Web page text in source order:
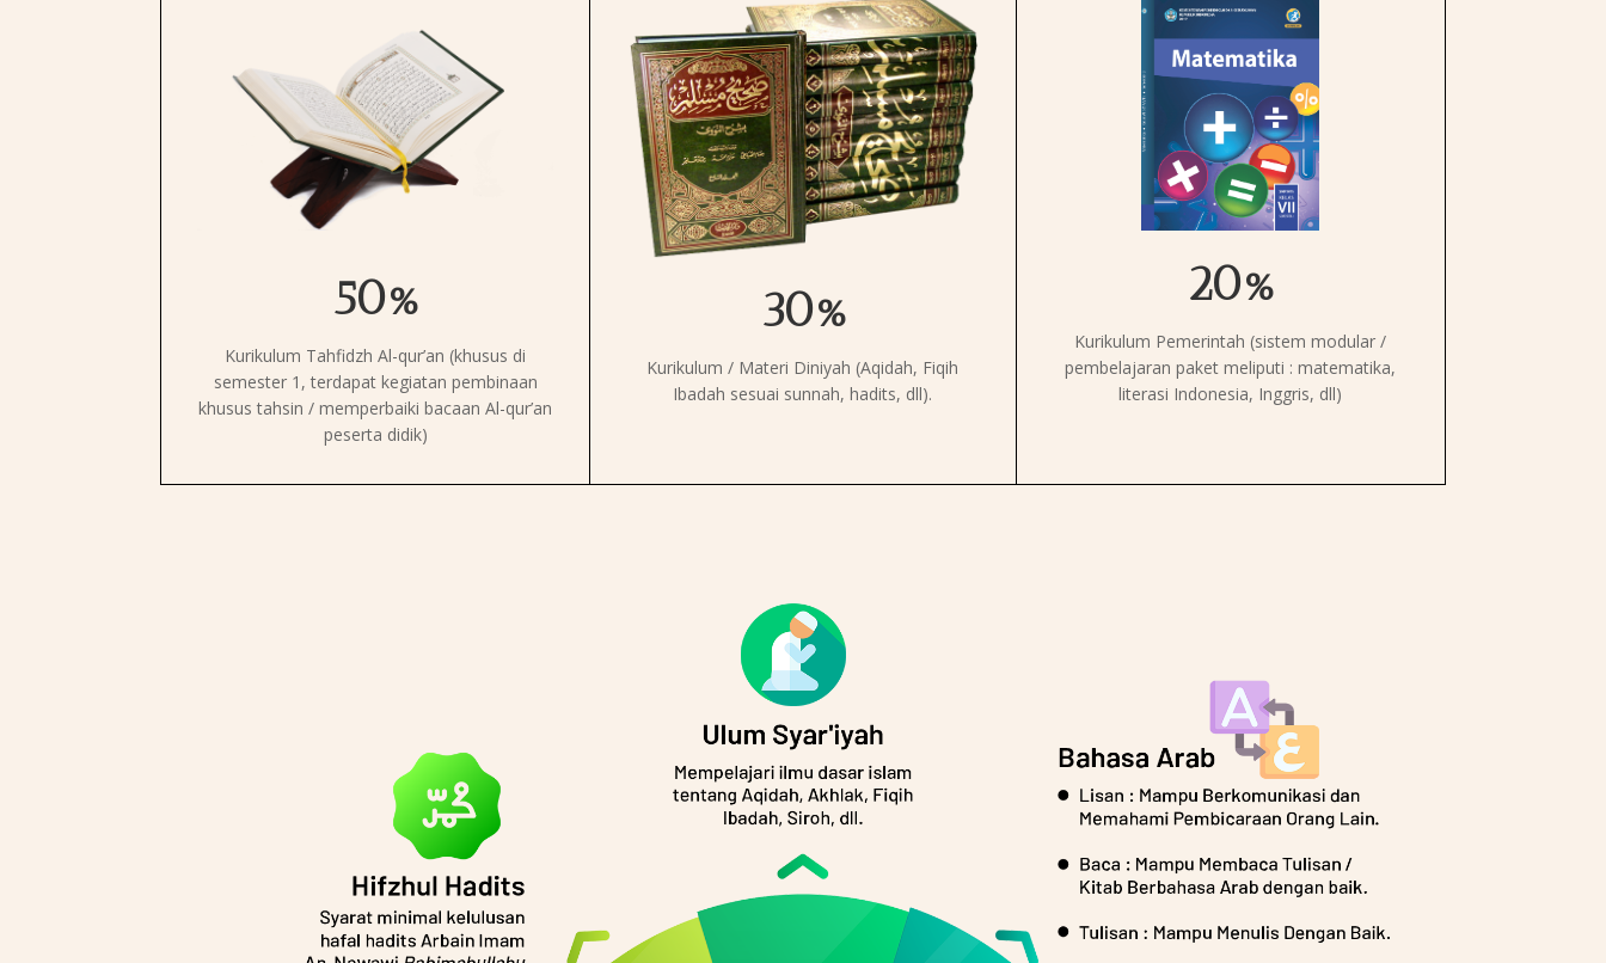
50%
Kurikulum Tahfidzh Al-qur’an (khusus di
semester 1, terdapat kegiatan pembinaan
khusus tahsin / memperbaiki bacaan Al-qur’an
peserta didik)
30%
Kurikulum / Materi Diniyah (Aqidah, Fiqih
Ibadah sesuai sunnah, hadits, dll).
20%
Kurikulum Pemerintah (sistem modular /
pembelajaran paket meliputi : matematika,
literasi Indonesia, Inggris, dll)